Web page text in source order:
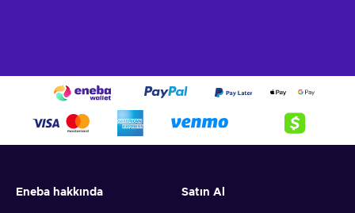
Eneba hakkında Satın Al